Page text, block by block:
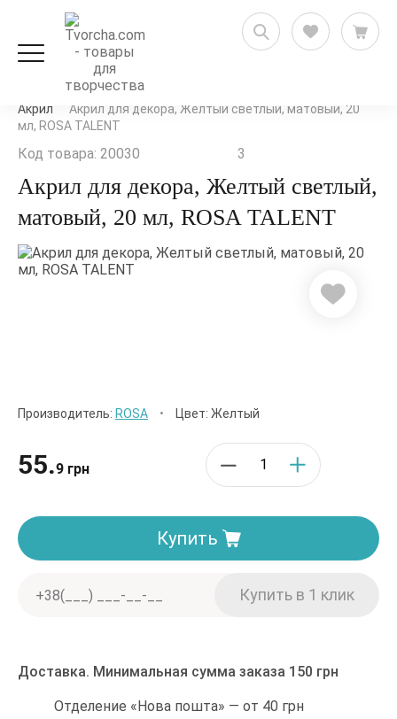
Художественные товары
Акрил
Акрил для декора, Желтый светлый, матовый, 20
мл, ROSA TALENT
Код товара: 20030 3
Акрил для декора, Желтый светлый,
матовый, 20 мл, ROSA TALENT
Производитель: ROSA • Цвет: Желтый
55.9 грн
Купить
Доставка. Минимальная сумма заказа 150 грн
Отделение «Нова пошта» — от 40 грн